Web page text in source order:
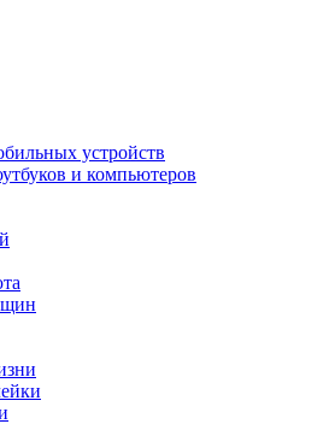
устройств
и компьютеров